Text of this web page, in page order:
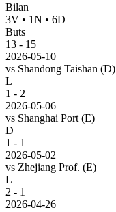
Bilan
3V • 1N • 6D
Buts
13 - 15
2026-05-10
vs Shandong Taishan (D)
L
1 - 2
2026-05-06
vs Shanghai Port (E)
D
1 - 1
2026-05-02
vs Zhejiang Prof. (E)
L
2 - 1
2026-04-26